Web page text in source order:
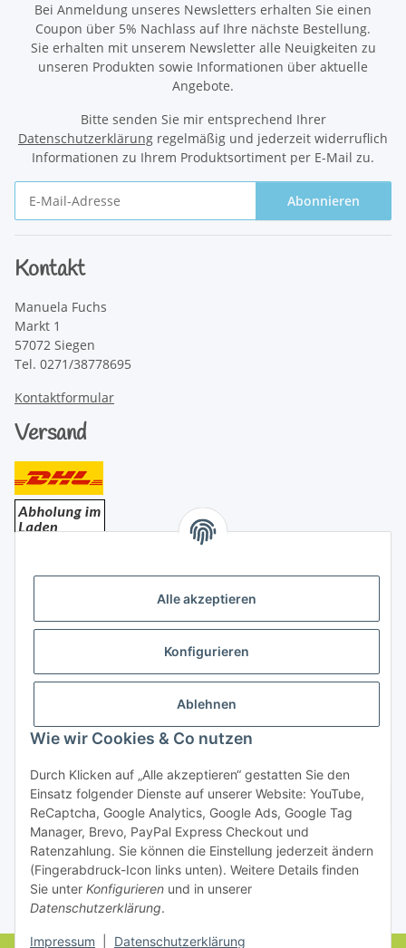
Alle akzeptieren
Konfigurieren
Ablehnen
Wie wir Cookies & Co nutzen
Durch Klicken auf „Alle akzeptieren“ gestatten Sie den
Einsatz folgender Dienste auf unserer Website: YouTube,
ReCaptcha, Google Analytics, Google Ads, Google Tag
Manager, Brevo, PayPal Express Checkout und
Ratenzahlung. Sie können die Einstellung jederzeit ändern
(Fingerabdruck-Icon links unten). Weitere Details finden
Sie unter Konfigurieren und in unserer
Datenschutzerklärung.
Impressum Datenschutzerklärung
Bei Anmeldung unseres Newsletters erhalten Sie einen
Coupon über 5% Nachlass auf Ihre nächste Bestellung.
Sie erhalten mit unserem Newsletter alle Neuigkeiten zu
unseren Produkten sowie Informationen über aktuelle
Angebote.
Bitte senden Sie mir entsprechend Ihrer
Datenschutzerklärung regelmäßig und jederzeit widerruflich
Informationen zu Ihrem Produktsortiment per E-Mail zu.
Abonnieren
Kontakt
Manuela Fuchs
Markt 1
57072 Siegen
Tel. 0271/38778695
Kontaktformular
Versand
Rechtliches
Vertrag widerrufen
* Alle Preise inkl. gesetzlicher USt., zzgl.